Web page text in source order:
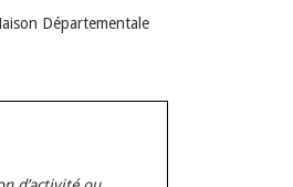
Départementale